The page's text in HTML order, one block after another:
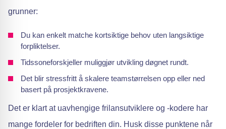
grunner:
Du kan enkelt matche kortsiktige behov uten langsiktige
forpliktelser.
Tidssoneforskjeller muliggjør utvikling døgnet rundt.
Det blir stressfritt å skalere teamstørrelsen opp eller ned
basert på prosjektkravene.
Det er klart at uavhengige frilansutviklere og -kodere har
mange fordeler for bedriften din. Husk disse punktene når